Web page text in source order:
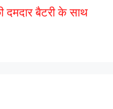
बैटरी के साथ